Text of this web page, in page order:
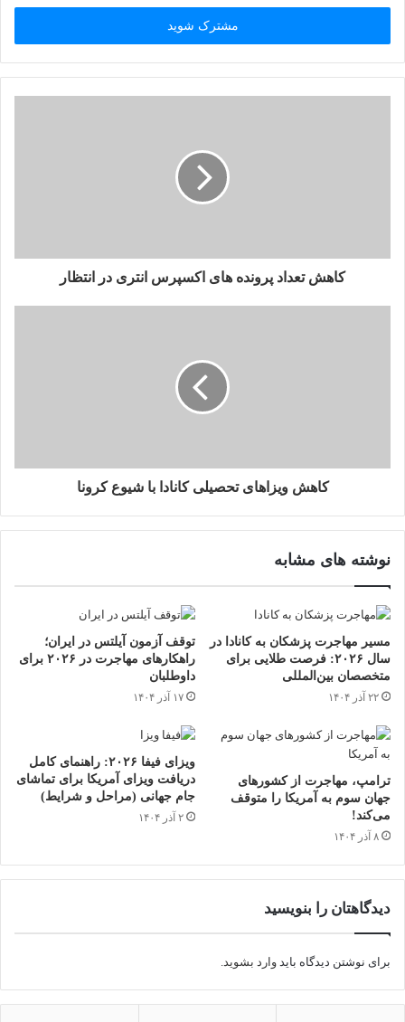
ر
ا
ی
کاهش تعداد پرونده های اکسپرس انتری در انتظار
کاهش ویزاهای تحصیلی کانادا با شیوع کرونا
نوشته های مشابه
مسیر مهاجرت پزشکان به کانادا در
سال ۲۰۲۶: فرصت طلایی برای
متخصصان بین‌المللی
۲۲ آذر ۱۴۰۴
توقف آزمون آیلتس در ایران؛
راهکارهای مهاجرت در ۲۰۲۶ برای
داوطلبان
۱۷ آذر ۱۴۰۴
ترامپ، مهاجرت از کشورهای
جهان سوم به آمریکا را متوقف
می‌کند!
۸ آذر ۱۴۰۴
ویزای فیفا ۲۰۲۶: راهنمای کامل
دریافت ویزای آمریکا برای تماشای
جام جهانی (مراحل و شرایط)
۲ آذر ۱۴۰۴
دیدگاهتان را بنویسید
برای نوشتن دیدگاه باید وارد بشوید